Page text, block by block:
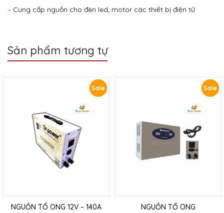
– Cung cấp nguồn cho đèn led, motor các thiết bị điện tử
Sản phẩm tương tự
Sale
NGUỒN TỔ ONG 12V – 140A
Sale
NGUỒN TỔ ONG